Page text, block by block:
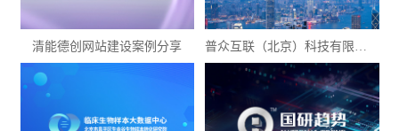
清能德创网站建设案例分享